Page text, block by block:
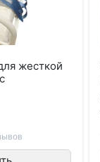
жесткой